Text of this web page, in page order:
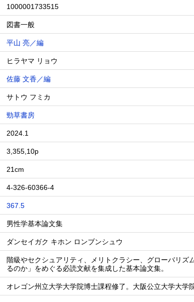
1000001733515
図書一般
平山 亮／編
ヒラヤマ リョウ
佐藤 文香／編
サトウ フミカ
勁草書房
2024.1
3,355,10p
21cm
4-326-60366-4
367.5
男性学基本論文集
ダンセイガク キホン ロンブンシュウ
階級やセクシュアリティ、メリトクラシー、グローバリ
るのか」をめぐる必読文献を集成した基本論文集。
オレゴン州立大学大学院博士課程修了。大阪公立大学大学